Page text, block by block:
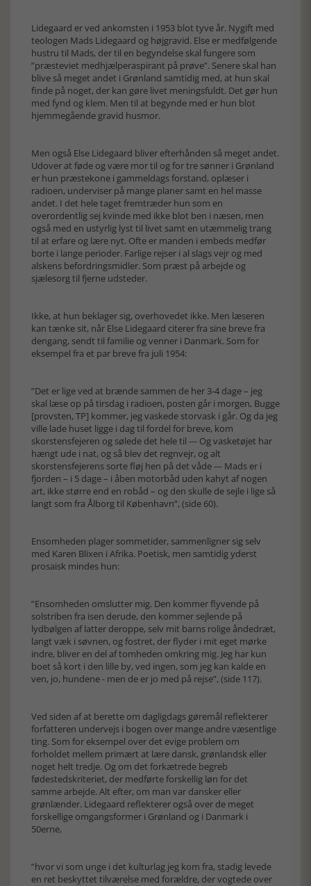
Lidegaard er ved ankomsten i 1953 blot tyve år. Nygift med
teologen Mads Lidegaard og højgravid. Else er medfølgende
hustru til Mads, der til en begyndelse skal fungere som
”præsteviet medhjælperaspirant på prøve”. Senere skal han
blive så meget andet i Grønland samtidig med, at hun skal
finde på noget, der kan gøre livet meningsfuldt. Det gør hun
med fynd og klem. Men til at begynde med er hun blot
hjemmegående gravid husmor.
Men også Else Lidegaard bliver efterhånden så meget andet.
Udover at føde og være mor til og for tre sønner i Grønland
er hun præstekone i gammeldags forstand, oplæser i
radioen, underviser på mange planer samt en hel masse
andet. I det hele taget fremtræder hun som en
overordentlig sej kvinde med ikke blot ben i næsen, men
også med en ustyrlig lyst til livet samt en utæmmelig trang
til at erfare og lære nyt. Ofte er manden i embeds medfør
borte i lange perioder. Farlige rejser i al slags vejr og med
alskens befordringsmidler. Som præst på arbejde og
sjælesorg til fjerne udsteder.
Ikke, at hun beklager sig, overhovedet ikke. Men læseren
kan tænke sit, når Else Lidegaard citerer fra sine breve fra
dengang, sendt til familie og venner i Danmark. Som for
eksempel fra et par breve fra juli 1954:
”Det er lige ved at brænde sammen de her 3-4 dage – jeg
skal læse op på tirsdag i radioen, posten går i morgen, Bugge
[provsten, TP] kommer, jeg vaskede storvask i går. Og da jeg
ville lade huset ligge i dag til fordel for breve, kom
skorstensfejeren og sølede det hele til --- Og vasketøjet har
hængt ude i nat, og så blev det regnvejr, og alt
skorstensfejerens sorte fløj hen på det våde --- Mads er i
fjorden – i 5 dage – i åben motorbåd uden kahyt af nogen
art, ikke større end en robåd – og den skulle de sejle i lige så
langt som fra Ålborg til København”, (side 60).
Ensomheden plager sommetider, sammenligner sig selv
med Karen Blixen i Afrika. Poetisk, men samtidig yderst
prosaisk mindes hun:
”Ensomheden omslutter mig. Den kommer flyvende på
solstriben fra isen derude, den kommer sejlende på
lydbølgen af latter deroppe, selv mit barns rolige åndedræt,
langt væk i søvnen, og fostret, der flyder i mit eget mørke
indre, bliver en del af tomheden omkring mig. Jeg har kun
boet så kort i den lille by, ved ingen, som jeg kan kalde en
ven, jo, hundene - men de er jo med på rejse”, (side 117).
Ved siden af at berette om dagligdags gøremål reflekterer
forfatteren undervejs i bogen over mange andre væsentlige
ting. Som for eksempel over det evige problem om
forholdet mellem primært at lære dansk, grønlandsk eller
noget helt tredje. Og om det forkætrede begreb
fødestedskriteriet, der medførte forskellig løn for det
samme arbejde. Alt efter, om man var dansker eller
grønlænder. Lidegaard reflekterer også over de meget
forskellige omgangsformer i Grønland og i Danmark i
50erne,
”hvor vi som unge i det kulturlag jeg kom fra, stadig levede
en ret beskyttet tilværelse med forældre, der vogtede over